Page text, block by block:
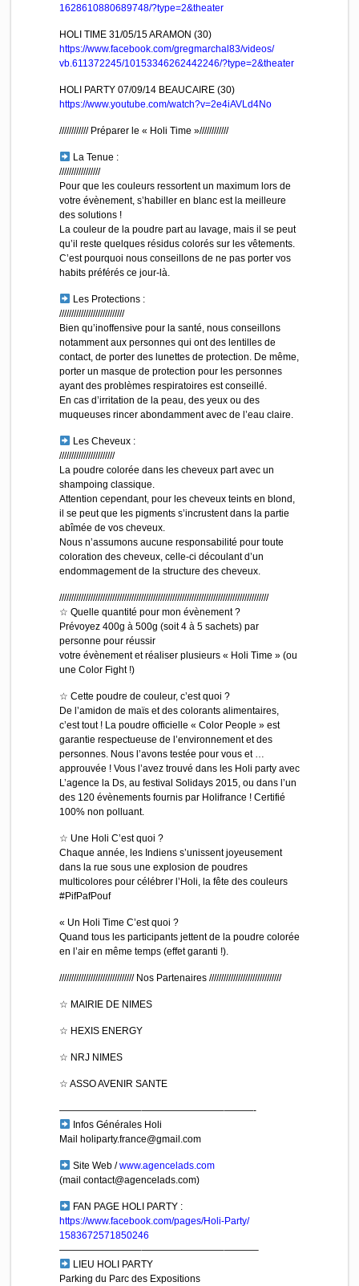
1628610880689748/?type=2&theater
HOLI TIME 31/05/15 ARAMON (30)
https://www.facebook.com/gregmarchal83/videos/
vb.611372245/10153346262442246/?type=2&theater
HOLI PARTY 07/09/14 BEAUCAIRE (30)
https://www.youtube.com/watch?v=2e4iAVLd4No
//////////// Préparer le « Holi Time »////////////
La Tenue :
/////////////////
Pour que les couleurs ressortent un maximum lors de
votre évènement, s’habiller en blanc est la meilleure
des solutions !
La couleur de la poudre part au lavage, mais il se peut
qu’il reste quelques résidus colorés sur les vêtements.
C’est pourquoi nous conseillons de ne pas porter vos
habits préférés ce jour-là.
Les Protections :
///////////////////////////
Bien qu’inoffensive pour la santé, nous conseillons
notamment aux personnes qui ont des lentilles de
contact, de porter des lunettes de protection. De même,
porter un masque de protection pour les personnes
ayant des problèmes respiratoires est conseillé.
En cas d’irritation de la peau, des yeux ou des
muqueuses rincer abondamment avec de l’eau claire.
Les Cheveux :
///////////////////////
La poudre colorée dans les cheveux part avec un
shampoing classique.
Attention cependant, pour les cheveux teints en blond,
il se peut que les pigments s’incrustent dans la partie
abîmée de vos cheveux.
Nous n’assumons aucune responsabilité pour toute
coloration des cheveux, celle-ci découlant d’un
endommagement de la structure des cheveux.
///////////////////////////////////////////////////////////////////////////////////////
☆ Quelle quantité pour mon évènement ?
Prévoyez 400g à 500g (soit 4 à 5 sachets) par
personne pour réussir
votre évènement et réaliser plusieurs « Holi Time » (ou
une Color Fight !)
☆ Cette poudre de couleur, c’est quoi ?
De l’amidon de maïs et des colorants alimentaires,
c’est tout ! La poudre officielle « Color People » est
garantie respectueuse de l’environnement et des
personnes. Nous l’avons testée pour vous et …
approuvée ! Vous l’avez trouvé dans les Holi party avec
L’agence la Ds, au festival Solidays 2015, ou dans l’un
des 120 évènements fournis par Holifrance ! Certifié
100% non polluant.
☆ Une Holi C’est quoi ?
Chaque année, les Indiens s’unissent joyeusement
dans la rue sous une explosion de poudres
multicolores pour célébrer l’Holi, la fête des couleurs
#PifPafPouf
« Un Holi Time C’est quoi ?
Quand tous les participants jettent de la poudre colorée
en l’air en même temps (effet garanti !).
/////////////////////////////// Nos Partenaires //////////////////////////////
☆ MAIRIE DE NIMES
☆ HEXIS ENERGY
☆ NRJ NIMES
☆ ASSO AVENIR SANTE
————————–————————–———-
Infos Générales Holi
Mail holiparty.france@gmail.com
Site Web /www.agencelads.com
(mail contact@agencelads.com)
FAN PAGE HOLI PARTY :
https://www.facebook.com/pages/Holi-Party/
1583672571850246
————————–————————–———–
LIEU HOLI PARTY
Parking du Parc des Expositions